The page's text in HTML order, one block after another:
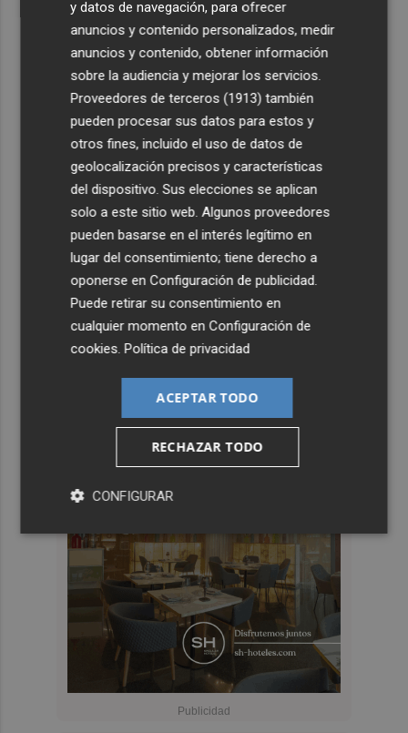
y datos de navegación, para ofrecer
anuncios y contenido personalizados, medir
anuncios y contenido, obtener información
sobre la audiencia y mejorar los servicios.
Proveedores de terceros (1913) también
pueden procesar sus datos para estos y
otros fines, incluido el uso de datos de
geolocalización precisos y características
del dispositivo. Sus elecciones se aplican
solo a este sitio web. Algunos proveedores
pueden basarse en el interés legítimo en
lugar del consentimiento; tiene derecho a
oponerse enConfiguración de publicidad
Puede retirar su consentimiento en
cualquier momento enConfiguración de
cookies .Política de privacidad
ACEPTAR TODO
RECHAZAR TODO
CONFIGURAR